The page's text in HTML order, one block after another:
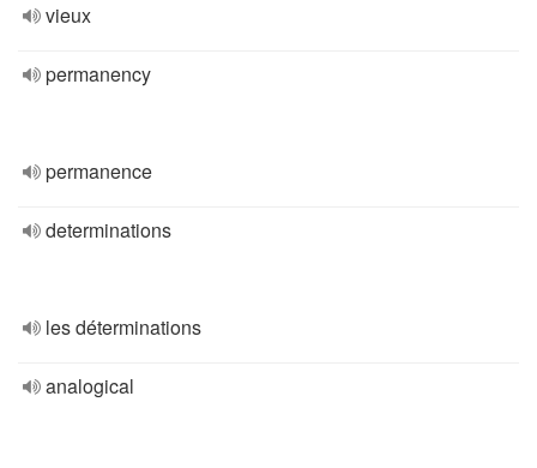
vieux
permanency
permanence
determinations
les déterminations
analogical